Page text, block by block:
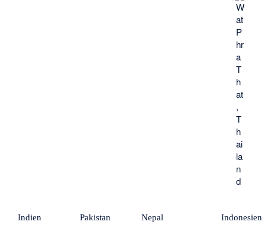
W
at
P
hr
a
T
h
at
,
T
h
ai
la
n
d
Indien Pakistan Nepal Indonesien